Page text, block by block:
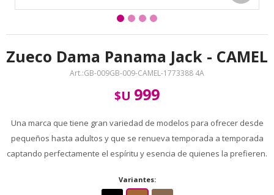
Zueco Dama Panama Jack - CAMEL
GB-009GB-009-CAMEL-1773388 4A
$U 999
Una marca que tiene gran variedad de modelos para ofrecer desde
pequeños hasta adultos y que se renueva temporada a temporada
captando perfectamente el espíritu y esencia de quienes la prefieren.
Variantes: